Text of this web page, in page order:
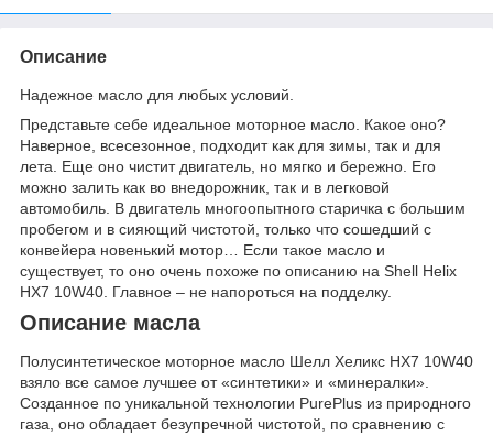
Описание
Надежное масло для любых условий.
Представьте себе идеальное моторное масло. Какое оно?
Наверное, всесезонное, подходит как для зимы, так и для
лета. Еще оно чистит двигатель, но мягко и бережно. Его
можно залить как во внедорожник, так и в легковой
автомобиль. В двигатель многоопытного старичка с большим
пробегом и в сияющий чистотой, только что сошедший с
конвейера новенький мотор… Если такое масло и
существует, то оно очень похоже по описанию на Shell Helix
HX7 10W40. Главное – не напороться на подделку.
Описание масла
Полусинтетическое моторное масло Шелл Хеликс HX7 10W40
взяло все самое лучшее от «синтетики» и «минералки».
Созданное по уникальной технологии PurePlus из природного
газа, оно обладает безупречной чистотой, по сравнению с